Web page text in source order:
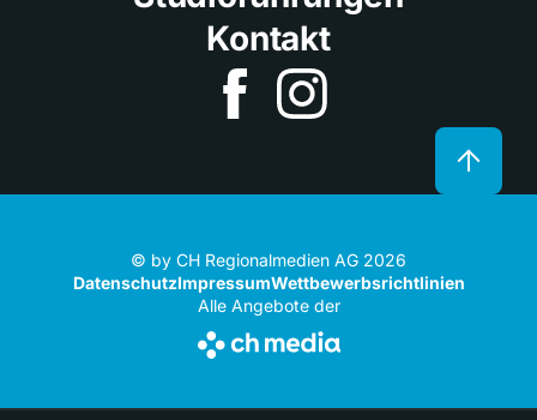
Kontakt
© by CH Regionalmedien AG 2026
DatenschutzImpressumWettbewerbsrichtlinien
Alle Angebote der